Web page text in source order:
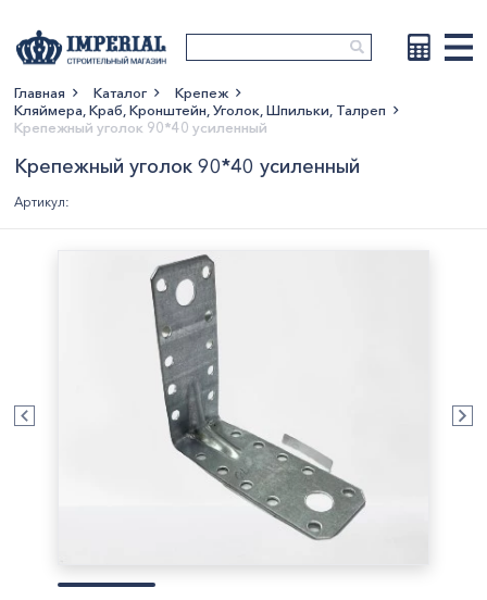
Показать больше
Главная Каталог
Крепеж
Кляймера, Краб, Кронштейн, Уголок, Шпильки, Талреп
Крепежный уголок 90*40 усиленный
Крепежный уголок 90*40 усиленный
Артикул: